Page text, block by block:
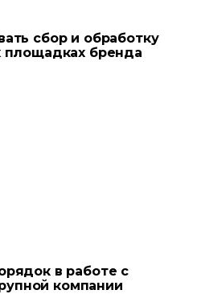
сбор и обработку
площадках бренда
в работе с
компании